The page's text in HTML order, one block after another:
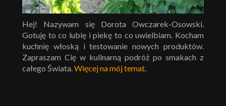
Hej! Nazywam się Dorota Owczarek-Osowski.
Gotuję to co lubię i piekę to co uwielbiam. Kocham
kuchnię włoską i testowanie nowych produktów.
Zapraszam Cię w kulinarną podróż po smakach z
całego Świata.Więcej na mój temat.